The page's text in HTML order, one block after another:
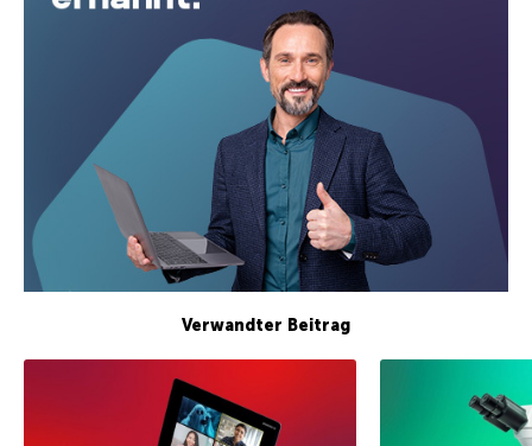
Verwandter Beitrag